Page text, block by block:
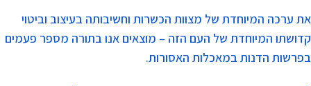
את ערכה המיוחדת של מצוות הכשרות וחשיבותה בעיצוב וביטוי
קדושתו המיוחדת של העם הזה – מוצאים אנו בתורה מספר פעמים
בפרשות הדנות במאכלות האסורות.